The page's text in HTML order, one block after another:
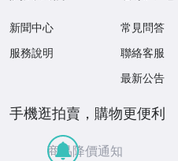
新聞中心
服務說明
常見問答
聯絡客服
最新公告
手機逛拍賣，購物更便利
商品降價通知